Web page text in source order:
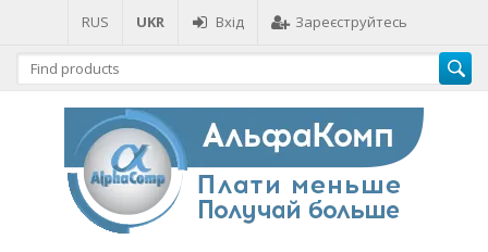
RUS UKR Вхід Зареєструйтесь